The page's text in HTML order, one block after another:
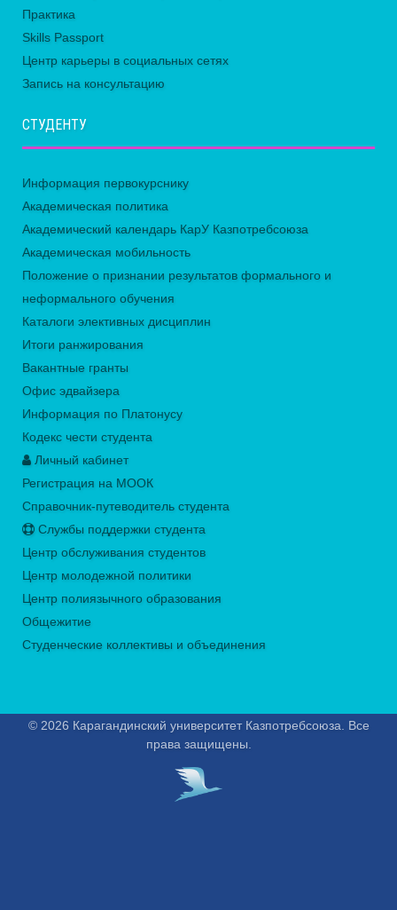
Практика
Skills Passport
Центр карьеры в социальных сетях
Запись на консультацию
СТУДЕНТУ
Информация первокурснику
Академическая политика
Академический календарь КарУ Казпотребсоюза
Академическая мобильность
Положение о признании результатов формального и
неформального обучения
Каталоги элективных дисциплин
Итоги ранжирования
Вакантные гранты
Офис эдвайзера
Информация по Платонусу
Кодекс чести студента
Личный кабинет
Регистрация на МООК
Справочник-путеводитель студента
Службы поддержки студента
Центр обслуживания студентов
Центр молодежной политики
Центр полиязычного образования
Общежитие
Студенческие коллективы и объединения
© 2026 Карагандинский университет Казпотребсоюза. Все
права защищены.